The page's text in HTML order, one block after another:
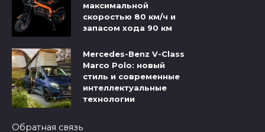
максимальной
скоростью 80 км/ч и
запасом хода 90 км
Mercedes-Benz V-Class
Marco Polo: новый
стиль и современные
интеллектуальные
технологии
Обратная связь